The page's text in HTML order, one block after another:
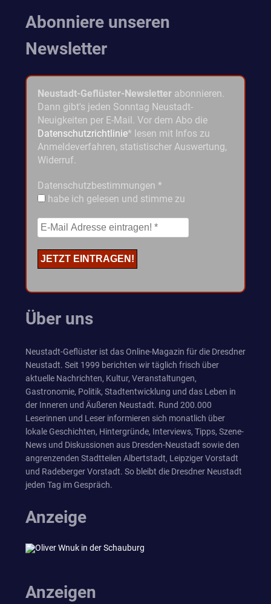
Abonniere unseren
Newsletter
Neustadt-Geflüster-Newsletter abonnieren.
Dann gibt's jeden Sonntag Neustadt-
Neuigkeiten per E-Mail. Vor dem Abo die
Datenschutzrichtlinie* lesen mit Infos zu
Anmeldeverfahren, statistischer Auswertung,
Widerruf.
Datenschutzbestimmungen *
habe ich gelesen und stimme zu
Über uns
Neustadt-Geflüster ist das Online-Magazin für die Dresdner
Neustadt. Seit 1999 berichten wir täglich frisch über
aktuelle Nachrichten, Kultur, Veranstaltungen,
Gastronomie, Politik, Stadtentwicklung und das Leben in
der Inneren und Äußeren Neustadt. Rund 200.000
Leserinnen und Leser informieren sich monatlich über
lokale Geschichten, Hintergründe, Interviews, Tipps, Szene-
News und Diskussionen aus Dresden-Neustadt sowie den
angrenzenden Stadtteilen Albertstadt, Leipziger Vorstadt
und Radeberger Vorstadt. So bleibt die Dresdner Neustadt
jeden Tag im Gespräch.
Anzeige
Anzeigen